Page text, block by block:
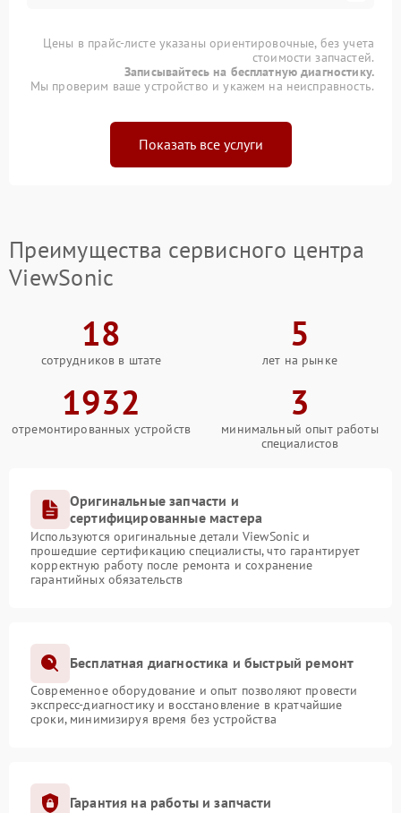
Цены в прайс-листе указаны ориентировочные, без учета
стоимости запчастей.
Записывайтесь на бесплатную диагностику.
Мы проверим ваше устройство и укажем на неисправность.
Показать все услуги
Преимущества сервисного центра
ViewSonic
18
сотрудников в штате
5
лет на рынке
1932
отремонтированных устройств
3
минимальный опыт работы
специалистов
Оригинальные запчасти и
сертифицированные мастера
Используются оригинальные детали ViewSonic и
прошедшие сертификацию специалисты, что гарантирует
корректную работу после ремонта и сохранение
гарантийных обязательств
Бесплатная диагностика и быстрый ремонт
Современное оборудование и опыт позволяют провести
экспресс-диагностику и восстановление в кратчайшие
сроки, минимизируя время без устройства
Гарантия на работы и запчасти